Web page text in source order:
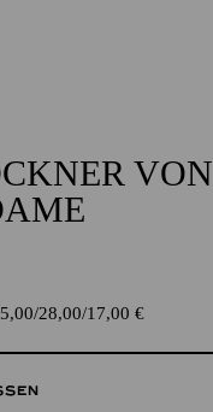
VON
28,00 17,00 €